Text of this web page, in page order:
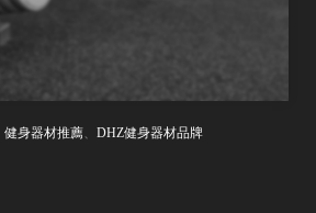
健身器材推薦、 DHZ健身器材品牌